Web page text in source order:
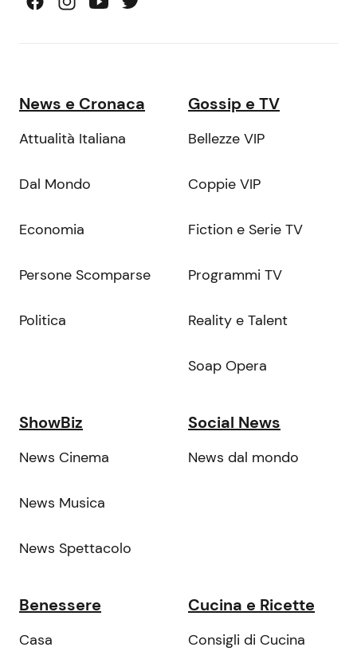
News e Cronaca
Attualità Italiana
Dal Mondo
Economia
Persone Scomparse
Politica
Gossip e TV
Bellezze VIP
Coppie VIP
Fiction e Serie TV
Programmi TV
Reality e Talent
Soap Opera
ShowBiz
News Cinema
News Musica
News Spettacolo
Social News
News dal mondo
Benessere
Casa
Cucina e Ricette
Consigli di Cucina